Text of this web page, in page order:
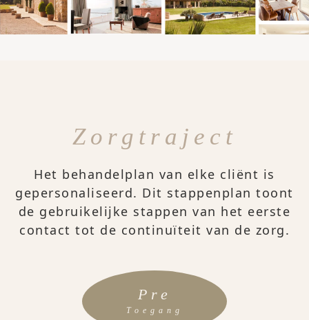
Zorgtraject
Het behandelplan van elke cliënt is
gepersonaliseerd. Dit stappenplan toont
de gebruikelijke stappen van het eerste
contact tot de continuïteit van de zorg.
Pre
Toegang